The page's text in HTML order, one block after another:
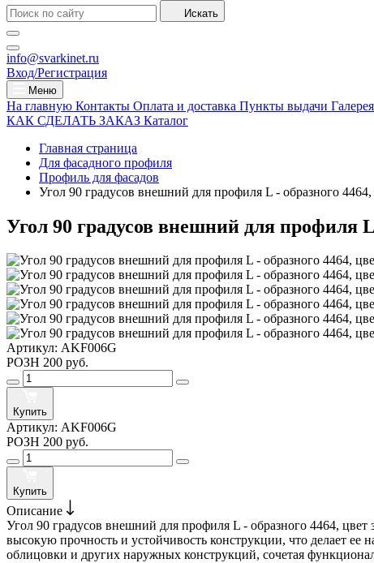
Искать
info@svarkinet.ru
Вход/Регистрация
Меню
На главную Контакты Оплата и доставка Пункты выдачи Галерея
КАК СДЕЛАТЬ ЗАКАЗ Каталог
Главная страница
Для фасадного профиля
Профиль для фасадов
Угол 90 градусов внешний для профиля L - образного 4464,
Угол 90 градусов внешний для профиля
Артикул: AKF006G
РОЗН 200 руб.
Купить
Артикул: AKF006G
РОЗН 200 руб.
Купить
Описание
Угол 90 градусов внешний для профиля L - образного 4464,
высокую прочность и устойчивость конструкции, что делает
облицовки и других наружных конструкций, сочетая